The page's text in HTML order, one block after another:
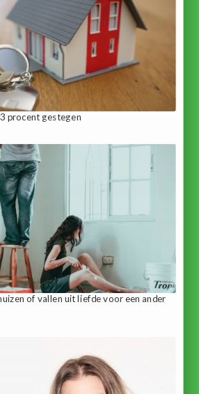
procent gestegen
of vallen uit liefde voor een ander